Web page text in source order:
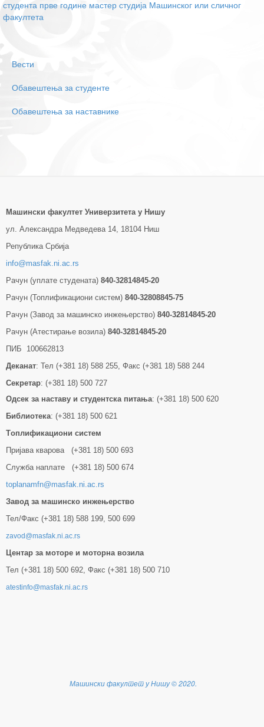
студента прве године мастер студија Машинског или сличног
факултета
Вести
Обавештења за студенте
Обавештења за наставнике
Машински факултет Универзитетa у Нишу
ул. Александра Медведева 14, 18104 Ниш
Република Србија
info@masfak.ni.ac.rs
Рачун (уплате студената) 840-32814845-20
Рачун (Топлификациони систем) 840-32808845-75
Рачун (Завод за машинско инжењерство) 840-32814845-20
Рачун (Атестирање возила) 840-32814845-20
ПИБ 100662813
Деканат: Тел (+381 18) 588 255, Факс (+381 18) 588 244
Секретар: (+381 18) 500 727
Одсек за наставу и студентска питања: (+381 18) 500 620
Библиотека: (+381 18) 500 621
Tоплификациони систем
Пријава кварова (+381 18) 500 693
Служба наплате (+381 18) 500 674
toplanamfn@masfak.ni.ac.rs
Завод за машинско инжењерство
Тел/Факс (+381 18) 588 199, 500 699
zavod@masfak.ni.ac.rs
Центар за моторе и моторна возила
Тел (+381 18) 500 692, Факс (+381 18) 500 710
atestinfo@masfak.ni.ac.rs
Машински факултет у Нишу©2020.